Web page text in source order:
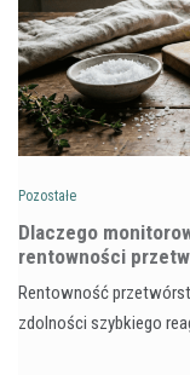
Pozostałe
Dlaczego
rentowności
Rentowność
zdolności szybkiego